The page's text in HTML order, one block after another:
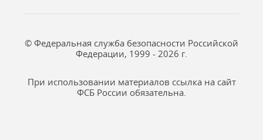
© Федеральная служба безопасности Российской
Федерации, 1999 - 2026 г.
При использовании материалов ссылка на сайт
ФСБ России обязательна.